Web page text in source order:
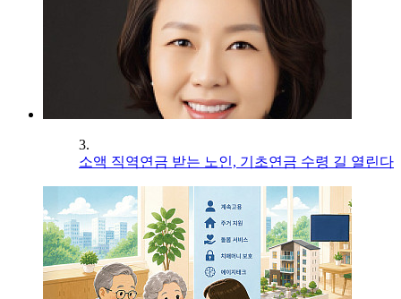
3.
소액 직역연금 받는 노인, 기초연금 수령 길 열린다